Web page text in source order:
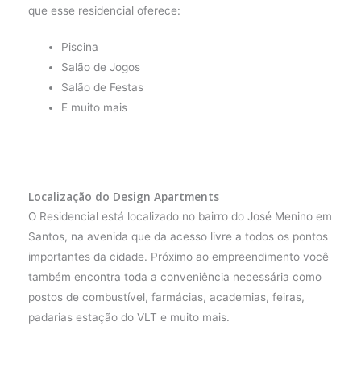
que esse residencial oferece:
Piscina
Salão de Jogos
Salão de Festas
E muito mais
Localização do Design Apartments
O Residencial está localizado no bairro do José Menino em
Santos, na avenida que da acesso livre a todos os pontos
importantes da cidade. Próximo ao empreendimento você
também encontra toda a conveniência necessária como
postos de combustível, farmácias, academias, feiras,
padarias estação do VLT e muito mais.